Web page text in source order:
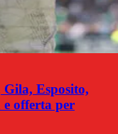
Gila, Esposito,
offerta per